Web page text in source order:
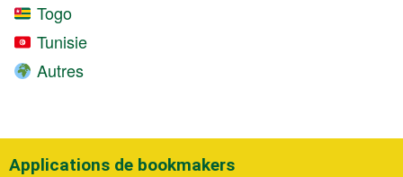
Togo
Tunisie
Autres
Applications de bookmakers